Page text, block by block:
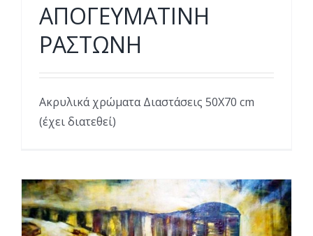
ΑΠΟΓΕΥΜΑΤΙΝΗ
ΡΑΣΤΩΝΗ
Ακρυλικά χρώματα Διαστάσεις 50Χ70 cm
(έχει διατεθεί)